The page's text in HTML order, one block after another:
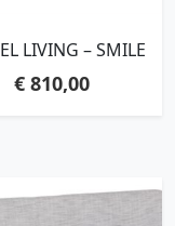
LIVING – SMILE
€ 810,00